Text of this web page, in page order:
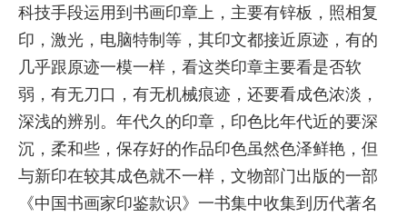
科技手段运用到书画印章上，主要有锌板，照相复
印，激光，电脑特制等，其印文都接近原迹，有的
几乎跟原迹一模一样，看这类印章主要看是否软
弱，有无刀口，有无机械痕迹，还要看成色浓淡，
深浅的辨别。年代久的印章，印色比年代近的要深
沉，柔和些，保存好的作品印色虽然色泽鲜艳，但
与新印在较其成色就不一样，文物部门出版的一部
《中国书画家印鉴款识》一书集中收集到历代著名